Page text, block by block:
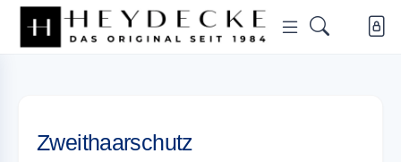
Zweithaarschutz